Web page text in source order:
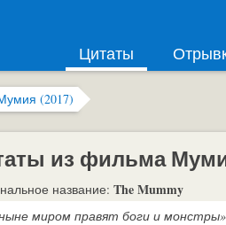
Цитаты
(2017)
из фильма
название: The Mummy
миром правят боги и монстры»